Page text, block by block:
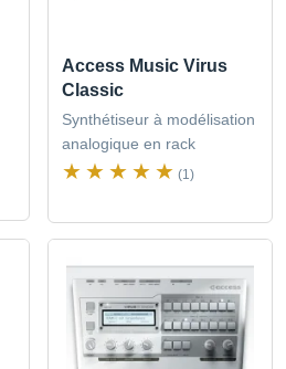
Access Music Virus
Classic
Synthétiseur à modélisation
analogique en rack
(1)